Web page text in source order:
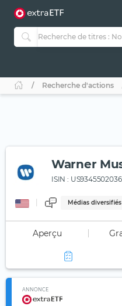
Recherche d'actions
Warner
ISIN : US9345502036
Médias diversifiés
Aperçu
ANNONCE